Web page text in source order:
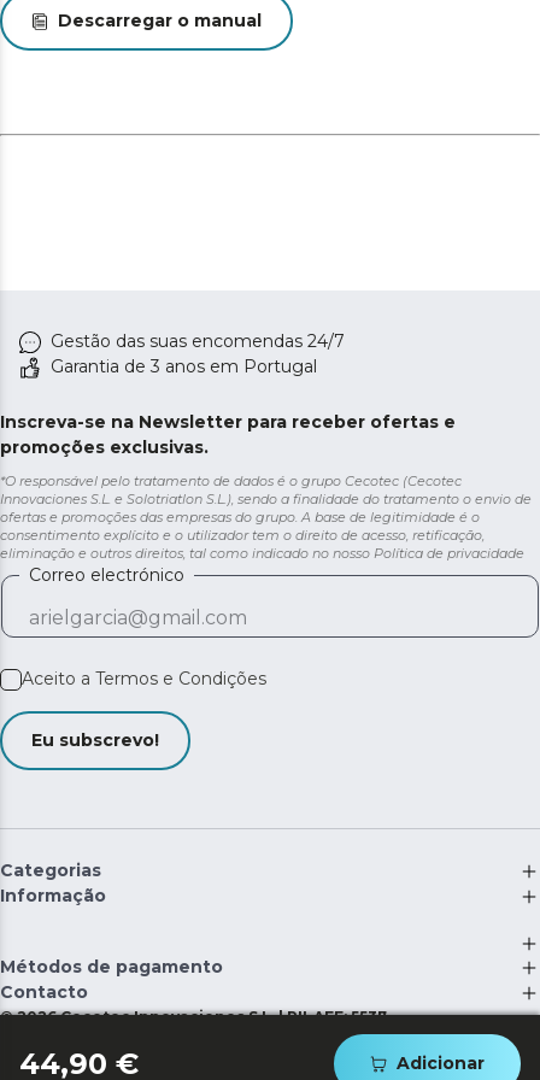
44,90 € Adicionar
Descarregar o manual
Gestão das suas encomendas 24/7
Garantia de 3 anos em Portugal
Inscreva-se na Newsletter para receber ofertas e
promoções exclusivas.
*O responsável pelo tratamento de dados é o grupo Cecotec (Cecotec
Innovaciones S.L. e Solotriatlon S.L.), sendo a finalidade do tratamento o envio de
ofertas e promoções das empresas do grupo. A base de legitimidade é o
consentimento explícito e o utilizador tem o direito de acesso, retificação,
eliminação e outros direitos, tal como indicado no nosso Política de privacidade
Correo electrónico
Aceito a Termos e Condições
Eu subscrevo!
Categorias
Informação
Métodos de pagamento
Contacto
©2026 Cecotec Innovaciones S.L. | RII-AEE: 5537